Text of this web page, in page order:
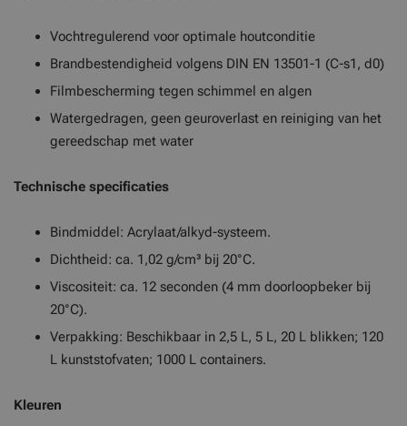
Vochtregulerend voor optimale houtconditie
Brandbestendigheid volgens DIN EN 13501-1 (C-s1, d0)
Filmbescherming tegen schimmel en algen
Watergedragen, geen geuroverlast en reiniging van het
gereedschap met water
Technische specificaties
Bindmiddel: Acrylaat/alkyd-systeem.
Dichtheid: ca. 1,02 g/cm³ bij 20°C.
Viscositeit: ca. 12 seconden (4 mm doorloopbeker bij
20°C).
Verpakking: Beschikbaar in 2,5 L, 5 L, 20 L blikken; 120
L kunststofvaten; 1000 L containers.
Kleuren